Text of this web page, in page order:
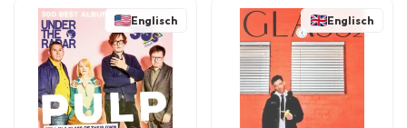
Englisch Englisch